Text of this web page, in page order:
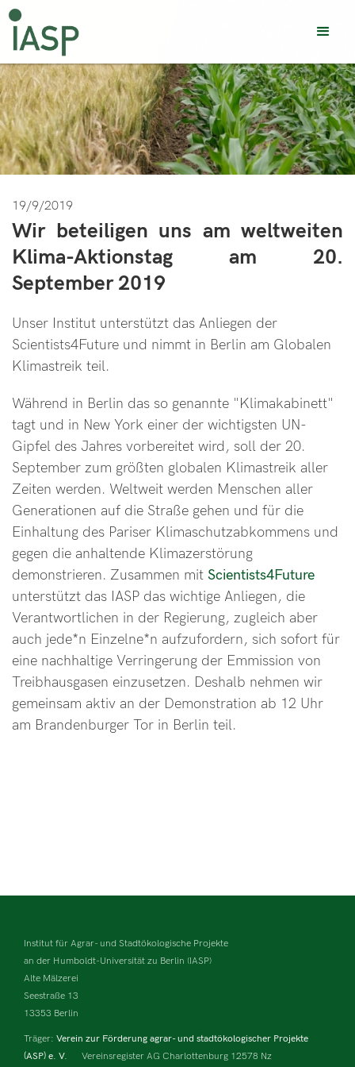
19/9/2019
Wir beteiligen uns am weltweiten
Klima-Aktionstag am 20.
September 2019
Unser Institut unterstützt das Anliegen der
Scientists4Future und nimmt in Berlin am Globalen
Klimastreik teil.
Während in Berlin das so genannte "Klimakabinett"
tagt und in New York einer der wichtigsten UN-
Gipfel des Jahres vorbereitet wird, soll der 20.
September zum größten globalen Klimastreik aller
Zeiten werden. Weltweit werden Menschen aller
Generationen auf die Straße gehen und für die
Einhaltung des Pariser Klimaschutzabkommens und
gegen die anhaltende Klimazerstörung
demonstrieren. Zusammen mit Scientists4Future
unterstützt das IASP das wichtige Anliegen, die
Verantwortlichen in der Regierung, zugleich aber
auch jede*n Einzelne*n aufzufordern, sich sofort für
eine nachhaltige Verringerung der Emmission von
Treibhausgasen einzusetzen. Deshalb nehmen wir
gemeinsam aktiv an der Demonstration ab 12 Uhr
am Brandenburger Tor in Berlin teil.
Institut für Agrar- und Stadtökologische Projekte
an der Humboldt-Universität zu Berlin (IASP)
Alte Mälzerei
Seestraße 13
13353 Berlin
Träger: Verein zur Förderung agrar- und stadtökologischer Projekte
(ASP) e. V.
Vereinsregister AG Charlottenburg 12578 Nz